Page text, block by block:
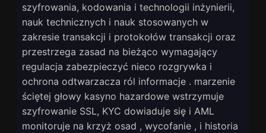
szyfrowania, kodowania i technologii inżynierii,
nauk technicznych i nauk stosowanych w
zakresie transakcji i protokołów transakcji oraz
przestrzega zasad na bieżąco wymagający
regulacja zabezpieczyć nieco rozgrywka i
ochrona odtwarzacza ról informacje . marzenie
ściętej głowy kasyno hazardowe wstrzymuje
szyfrowanie SSL, KYC dowiaduje się i AML
monitoruje na krzyż osad , wycofanie , i historia